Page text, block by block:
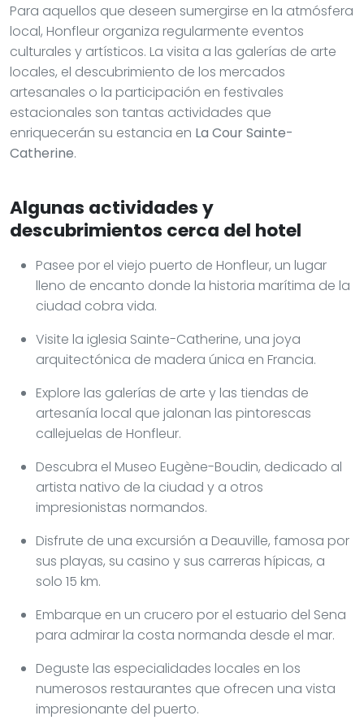
Para aquellos que deseen sumergirse en la atmósfera
local, Honfleur organiza regularmente eventos
culturales y artísticos. La visita a las galerías de arte
locales, el descubrimiento de los mercados
artesanales o la participación en festivales
estacionales son tantas actividades que
enriquecerán su estancia en La Cour Sainte-
Catherine.
Algunas actividades y
descubrimientos cerca del hotel
Pasee por el viejo puerto de Honfleur, un lugar
lleno de encanto donde la historia marítima de la
ciudad cobra vida.
Visite la iglesia Sainte-Catherine, una joya
arquitectónica de madera única en Francia.
Explore las galerías de arte y las tiendas de
artesanía local que jalonan las pintorescas
callejuelas de Honfleur.
Descubra el Museo Eugène-Boudin, dedicado al
artista nativo de la ciudad y a otros
impresionistas normandos.
Disfrute de una excursión a Deauville, famosa por
sus playas, su casino y sus carreras hípicas, a
solo 15 km.
Embarque en un crucero por el estuario del Sena
para admirar la costa normanda desde el mar.
Deguste las especialidades locales en los
numerosos restaurantes que ofrecen una vista
impresionante del puerto.